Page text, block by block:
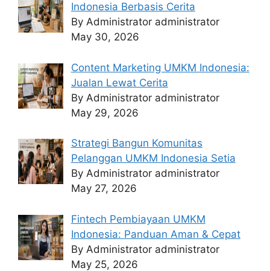
Indonesia Berbasis Cerita
By Administrator administrator
May 30, 2026
Content Marketing UMKM Indonesia:
Jualan Lewat Cerita
By Administrator administrator
May 29, 2026
Strategi Bangun Komunitas
Pelanggan UMKM Indonesia Setia
By Administrator administrator
May 27, 2026
Fintech Pembiayaan UMKM
Indonesia: Panduan Aman & Cepat
By Administrator administrator
May 25, 2026